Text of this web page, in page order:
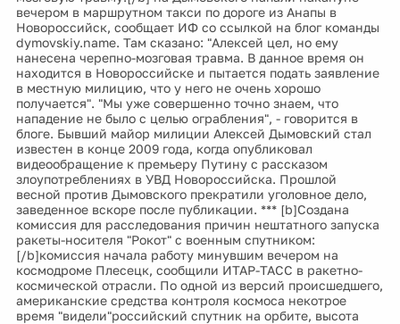
вечером в маршрутном такси по дороге из Анапы в
Новороссийск, сообщает ИФ со ссылкой на блог команды
dymovskiy.name. Там сказано: "Алексей цел, но ему
нанесена черепно-мозговая травма. В данное время он
находится в Новороссийске и пытается подать заявление
в местную милицию, что у него не очень хорошо
получается". "Мы уже совершенно точно знаем, что
нападение не было с целью ограбления", - говорится в
блоге. Бывший майор милиции Алексей Дымовский стал
известен в конце 2009 года, когда опубликовал
видеообращение к премьеру Путину с рассказом
злоупотреблениях в УВД Новороссийска. Прошлой
весной против Дымовского прекратили уголовное дело,
заведенное вскоре после публикации. *** [b]Создана
комиссия для расследования причин нештатного запуска
ракеты-носителя "Рокот" с военным спутником:
[/b]комиссия начала работу минувшим вечером на
космодроме Плесецк, сообщили ИТАР-ТАСС в ракетно-
космической отрасли. По одной из версий происшедшего,
американские средства контроля космоса некотрое
время "видели"российский спутник на орбите, высота